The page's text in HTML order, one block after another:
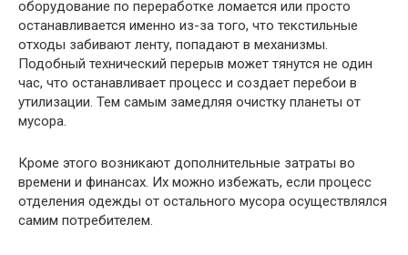
оборудование по переработке ломается или просто
останавливается именно из-за того, что текстильные
отходы забивают ленту, попадают в механизмы.
Подобный технический перерыв может тянутся не один
час, что останавливает процесс и создает перебои в
утилизации. Тем самым замедляя очистку планеты от
мусора.
Кроме этого возникают дополнительные затраты во
времени и финансах. Их можно избежать, если процесс
отделения одежды от остального мусора осуществлялся
самим потребителем.